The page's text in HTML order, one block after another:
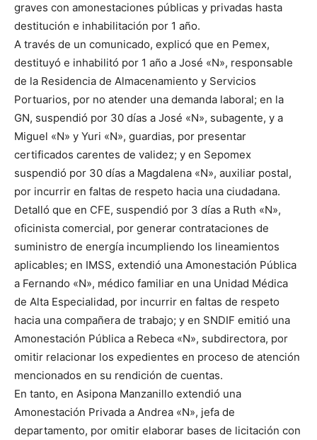
graves con amonestaciones públicas y privadas hasta
destitución e inhabilitación por 1 año.
A través de un comunicado, explicó que en Pemex,
destituyó e inhabilitó por 1 año a José «N», responsable
de la Residencia de Almacenamiento y Servicios
Portuarios, por no atender una demanda laboral; en la
GN, suspendió por 30 días a José «N», subagente, y a
Miguel «N» y Yuri «N», guardias, por presentar
certificados carentes de validez; y en Sepomex
suspendió por 30 días a Magdalena «N», auxiliar postal,
por incurrir en faltas de respeto hacia una ciudadana.
Detalló que en CFE, suspendió por 3 días a Ruth «N»,
oficinista comercial, por generar contrataciones de
suministro de energía incumpliendo los lineamientos
aplicables; en IMSS, extendió una Amonestación Pública
a Fernando «N», médico familiar en una Unidad Médica
de Alta Especialidad, por incurrir en faltas de respeto
hacia una compañera de trabajo; y en SNDIF emitió una
Amonestación Pública a Rebeca «N», subdirectora, por
omitir relacionar los expedientes en proceso de atención
mencionados en su rendición de cuentas.
En tanto, en Asipona Manzanillo extendió una
Amonestación Privada a Andrea «N», jefa de
departamento, por omitir elaborar bases de licitación con